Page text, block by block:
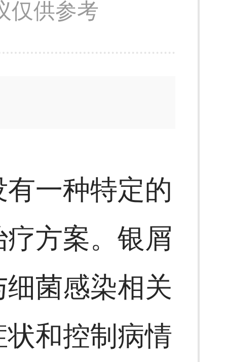
仅供参考
一种特定的
方案。银屑
菌感染相关
和控制病情